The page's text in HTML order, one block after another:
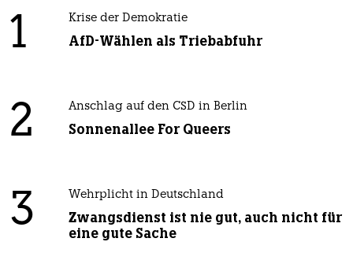
1 Krise der Demokratie
AfD-Wählen als Triebabfuhr
2 Anschlag auf den CSD in Berlin
Sonnenallee For Queers
3 Wehrplicht in Deutschland
Zwangsdienst ist nie gut, auch nicht für
eine gute Sache